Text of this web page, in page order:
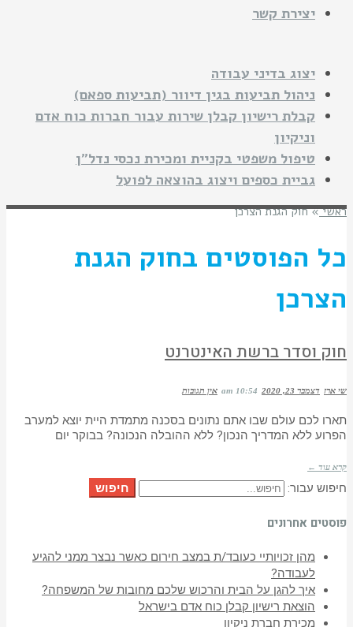
יצירת קשר
יצוג בדיני עבודה
ניהול תביעות בגין דיוור (תביעות ספאם)
קבלת רישיון קבלן שירות עבור חברות כוח אדם
וניקיון
טיפול משפטי בקניית ומכירת נכסי נדל"ן
גביית כספים ויצוג בהוצאה לפועל
ראשי » חוק הגנת הצרכן
כל הפוסטים בחוק הגנת
הצרכן
חוק וסדר ברשת האינטרנט
שי ארז דצמבר 23, 2020 10:54 am אין תגובות
תארו לכם עולם שבו אתם נתונים בסכנה מתמדת היית יוצא למערב
הפרוע ללא המדריך הנכון? ללא ההובלה הנכונה? בבוקר יום
קרא עוד ←
חיפוש עבור: חיפוש
פוסטים אחרונים
מהן זכויותיי כעובד/ת במצב חירום כאשר נבצר ממני להגיע
לעבודה?
איך להגן על הבית והרכוש שלכם מחובות של המשפחה?
הוצאת רישיון קבלן כוח אדם בישראל
מכירת חברת ניקיון